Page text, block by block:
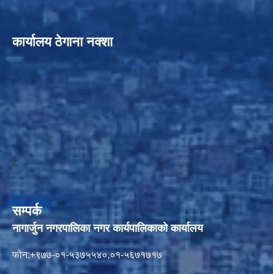
कार्यालय ठेगाना नक्शा
2
सम्पर्क
नागार्जुन नगरपालिका नगर कार्यपालिकाको कार्यालय
फोन:+९७७-०१-५३७५५४०,०१-५६७१७१७